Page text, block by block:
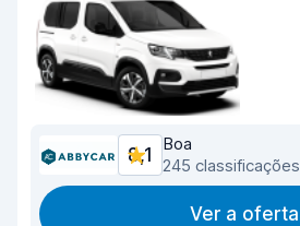
8,1
Boa
245 classificações
Ver a oferta